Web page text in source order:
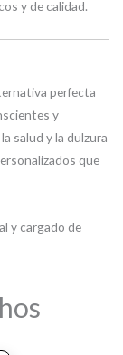
y de calidad.
perfecta
y
salud y la dulzura
que
y cargado de